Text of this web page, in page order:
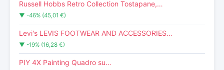
Russell Hobbs Retro Collection Tostapane,…
▼ -46% (45,01 €)
Levi's LEVIS FOOTWEAR AND ACCESSORIES…
▼ -19% (16,28 €)
PIY 4X Painting Quadro su…